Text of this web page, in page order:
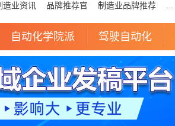
造业资讯 品牌推荐官 制造业品牌推荐
自动化学院派 驾驶自动化